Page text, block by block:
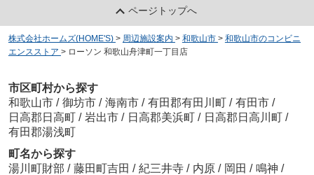
ページトップへ
株式会社ホームズ(HOME'S) > 周辺施設案内 > 和歌山市 > 和歌山市のコンビニ
エンスストア > ローソン 和歌山舟津町一丁目店
市区町村から探す
和歌山市 / 御坊市 / 海南市 / 有田郡有田川町 / 有田市 /
日高郡日高町 / 岩出市 / 日高郡美浜町 / 日高郡日高川町 /
有田郡湯浅町
町名から探す
湯川町財部 / 藤田町吉田 / 紀三井寺 / 内原 / 岡田 / 鳴神 /